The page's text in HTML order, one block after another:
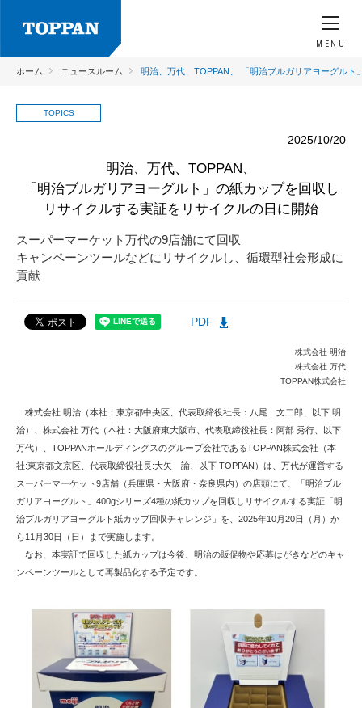
MENU
ホーム ニュースルーム 明治、万代、TOPPAN、 「明治ブルガリアヨーグル
TOPICS
2025/10/20
明治、万代、TOPPAN、
「明治ブルガリアヨーグルト」の紙カップを回収し
リサイクルする実証をリサイクルの日に開始
スーパーマーケット万代の9店舗にて回収
キャンペーンツールなどにリサイクルし、循環型社会形成に
貢献
PDF
株式会社 明治
株式会社 万代
TOPPAN株式会社
株式会社 明治（本社：東京都中央区、代表取締役社長：八尾 文二郎、以下 明
治）、株式会社 万代（本社：大阪府東大阪市、代表取締役社長：阿部 秀行、以下
万代）、TOPPANホールディングスのグループ会社であるTOPPAN株式会社（本
社:東京都文京区、代表取締役社長:大矢 諭、以下 TOPPAN）は、万代が運営する
スーパーマーケット9店舗（兵庫県・大阪府・奈良県内）の店頭にて、「明治ブル
ガリアヨーグルト」400gシリーズ4種の紙カップを回収しリサイクルする実証「明
治ブルガリアヨーグルト紙カップ回収チャレンジ」を、2025年10月20日（月）か
ら11月30日（日）まで実施します。
なお、本実証で回収した紙カップは今後、明治の販促物や応募はがきなどのキャ
ンペーンツールとして再製品化する予定です。